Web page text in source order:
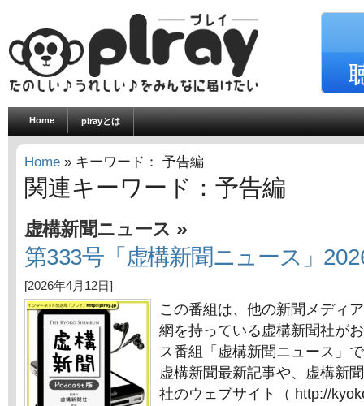
Home plrayとは
Home » キーワード： 予告編
関連キーワード：予告編
虚構新聞ニュース »
第333号「虚構新聞ニュース」
[2026年4月12日]
この番組は、他の新聞メディ
網を持っている虚構新聞社が
ス番組「虚構新聞ニュース」
虚構新聞最新記事や、虚構新
社のウェブサイト（ http://